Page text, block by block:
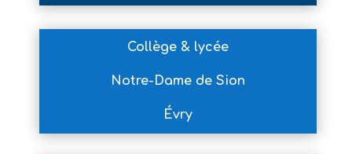
Collège & lycée
Notre-Dame de Sion
Évry